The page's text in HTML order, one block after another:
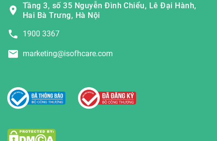
Tầng 3, số 35 Nguyễn Đình Chiểu, Lê Đại Hành,
Hai Bà Trưng, Hà Nội
1900 3367
marketing@isofhcare.com